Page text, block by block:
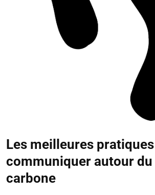
Les meilleures
communiquer autour
carbone